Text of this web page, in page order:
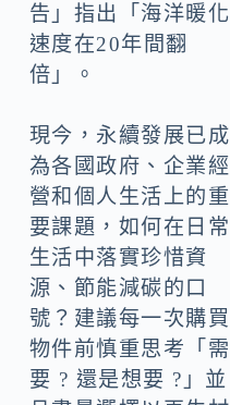
告」指出「海洋暖化
速度在20年間翻
倍」。
現今，永續發展已成
為各國政府、企業經
營和個人生活上的重
要課題，如何在日常
生活中落實珍惜資
源、節能減碳的口
號？建議每一次購買
物件前慎重思考「需
要 ? 還是想要 ?」並